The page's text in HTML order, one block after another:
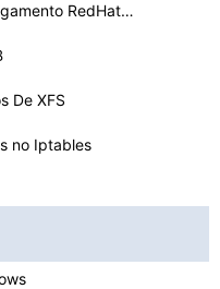
Como solucionar problemas de desligamento RedHat Linux
De XFS
no Iptables
5.3